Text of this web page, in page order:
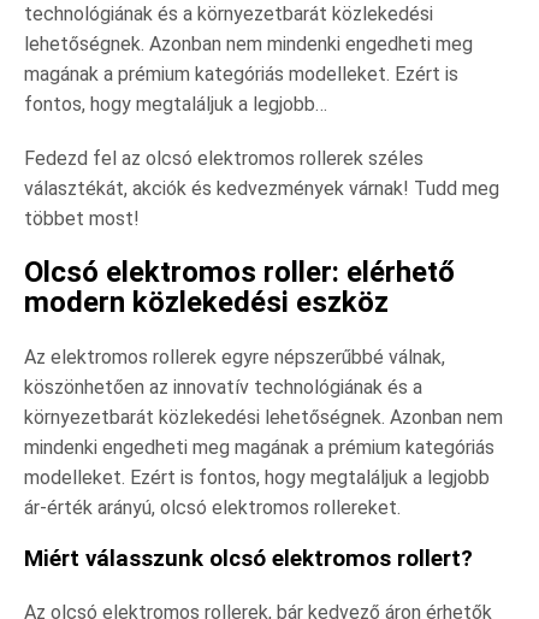
technológiának és a környezetbarát közlekedési
lehetőségnek. Azonban nem mindenki engedheti meg
magának a prémium kategóriás modelleket. Ezért is
fontos, hogy megtaláljuk a legjobb…
Fedezd fel az olcsó elektromos rollerek széles
választékát, akciók és kedvezmények várnak! Tudd meg
többet most!
Olcsó elektromos roller: elérhető
modern közlekedési eszköz
Az elektromos rollerek egyre népszerűbbé válnak,
köszönhetően az innovatív technológiának és a
környezetbarát közlekedési lehetőségnek. Azonban nem
mindenki engedheti meg magának a prémium kategóriás
modelleket. Ezért is fontos, hogy megtaláljuk a legjobb
ár-érték arányú, olcsó elektromos rollereket.
Miért válasszunk olcsó elektromos rollert?
Az olcsó elektromos rollerek, bár kedvező áron érhetők